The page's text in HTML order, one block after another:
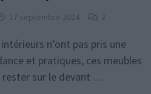
17 septembre 2024 2
n’ont pas pris une
et pratiques, ces meubles
rester sur le devant …